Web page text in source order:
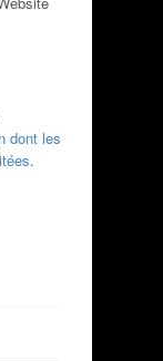
dont les
.